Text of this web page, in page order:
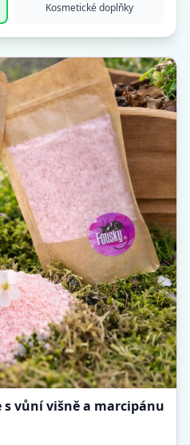
Kosmetické doplňky
vůní višně a marcipánu